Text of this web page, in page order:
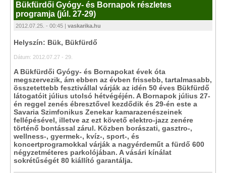
Bükfürdői Gyógy- és Bornapok részletes
programja (júl. 27-29)
2012.07.25. - 00:45 | vaskarika.hu
Helyszín: Bük, Bükfürdő
Dátum: 2012.07.27 - 29.
A Bükfürdői Gyógy- és Bornapokat évek óta
megszervezik, ám ebben az évben frissebb, tartalmasabb,
összetettebb fesztivállal várják az idén 50 éves Bükfürdő
látogatóit július utolsó hétvégéjén. A Bornapok július 27-
én reggel zenés ébresztővel kezdődik és 29-én este a
Savaria Szimfonikus Zenekar kamarazenészeinek
fellépésével, illetve az ezt követő elektro-jazz zenére
történő bontással zárul. Közben borászati, gasztro-,
wellness-, gyermek-, kvíz-, sport-, és
koncertprogramokkal várják a nagyérdeműt a fürdő 600
négyzetméteres parkolójában. A vásári kínálat
sokrétűségét 80 kiállító garantálja.